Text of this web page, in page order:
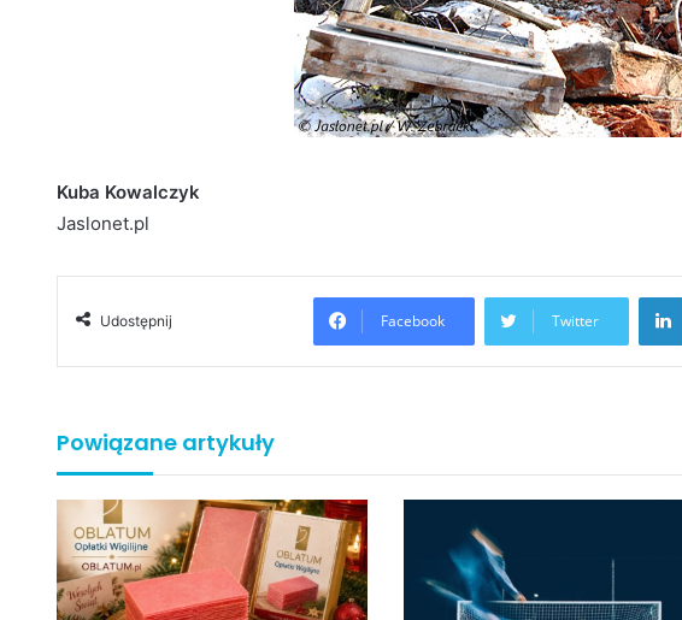
Kuba Kowalczyk
Jaslonet.pl
Udostępnij Facebook Twitter
Powiązane artykuły